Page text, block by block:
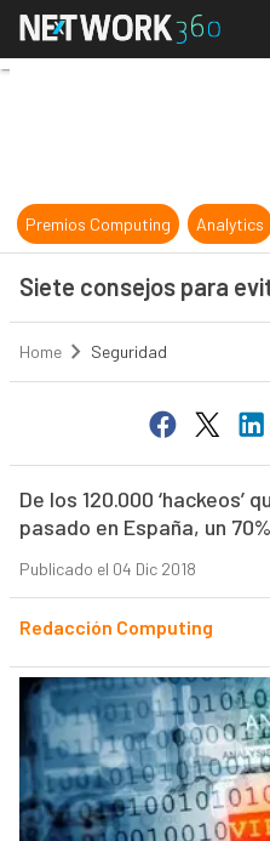
Premios Computing Analytics
Siete consejos para
Home Seguridad
De los 120.000 ‘hackeos’
pasado en España, un
Publicado el 04 Dic 2018
Redacción Computing